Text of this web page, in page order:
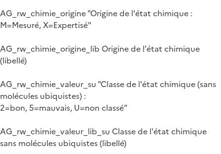
AG_rw_chimie_origine "Origine de l'état chimique :
M=Mesuré, X=Expertisé"
AG_rw_chimie_origine_lib Origine de l'état chimique
(libellé)
AG_rw_chimie_valeur_su "Classe de l'état chimique (sans
molécules ubiquistes) :
2=bon, 5=mauvais, U=non classé"
AG_rw_chimie_valeur_lib_su Classe de l'état chimique
sans molécules ubiquistes (libellé)